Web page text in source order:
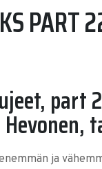
PART
part
ja